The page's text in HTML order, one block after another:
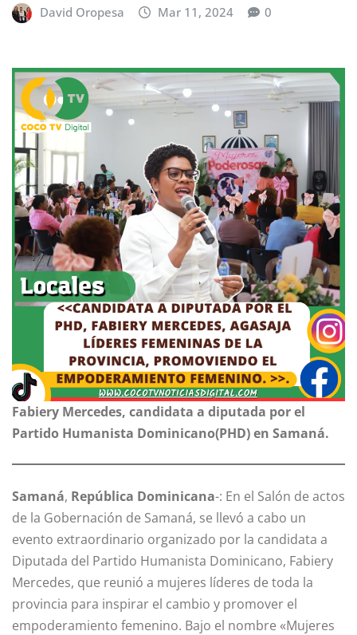
David Oropesa Mar 11, 2024 0
Fabiery Mercedes, candidata a diputada por el
Partido Humanista Dominicano(PHD) en Samaná.
Samaná, República Dominicana-: En el Salón de actos
de la Gobernación de Samaná, se llevó a cabo un
evento extraordinario organizado por la candidata a
Diputada del Partido Humanista Dominicano, Fabiery
Mercedes, que reunió a mujeres líderes de toda la
provincia para inspirar el cambio y promover el
empoderamiento femenino. Bajo el nombre «Mujeres